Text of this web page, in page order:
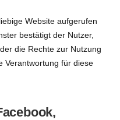
Website aufgerufen
bestätigt der Nutzer,
die Rechte zur Nutzung
Verantwortung für diese